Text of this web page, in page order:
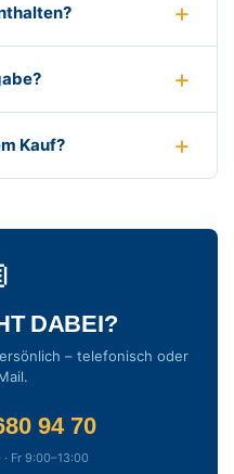
Kauf?
DABEI?
– telefonisch oder
94 70
Fr 9:00–13:00